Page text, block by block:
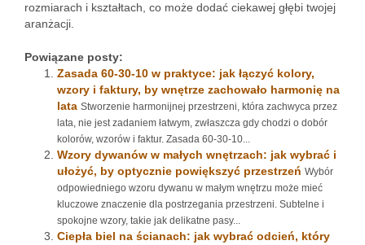
rozmiarach i kształtach, co może dodać ciekawej głębi twojej
aranżacji.
Powiązane posty:
Zasada 60-30-10 w praktyce: jak łączyć kolory,
wzory i faktury, by wnętrze zachowało harmonię na
lata Stworzenie harmonijnej przestrzeni, która zachwyca przez
lata, nie jest zadaniem łatwym, zwłaszcza gdy chodzi o dobór
kolorów, wzorów i faktur. Zasada 60-30-10...
Wzory dywanów w małych wnętrzach: jak wybrać i
ułożyć, by optycznie powiększyć przestrzeń Wybór
odpowiedniego wzoru dywanu w małym wnętrzu może mieć
kluczowe znaczenie dla postrzegania przestrzeni. Subtelne i
spokojne wzory, takie jak delikatne pasy...
Ciepła biel na ścianach: jak wybrać odcień, który